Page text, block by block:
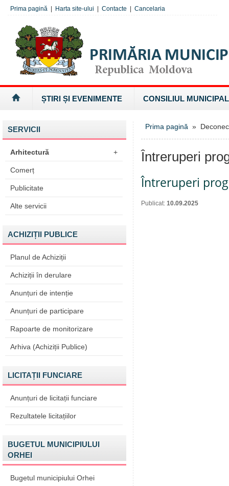
Prima pagină Harta site-ului Contacte Cancelaria
ȘTIRI ȘI EVENIMENTE CONSILIUL MUNICIPAL
SERVICII
Arhitectură +
Comerț
Publicitate
Alte servicii
ACHIZIȚII PUBLICE
Planul de Achiziții
Achiziții în derulare
Anunțuri de intenție
Anunțuri de participare
Rapoarte de monitorizare
Arhiva (Achiziții Publice)
LICITAȚII FUNCIARE
Anunțuri de licitații funciare
Rezultatele licitațiilor
BUGETUL MUNICIPIULUI
ORHEI
Bugetul municipiului Orhei
Prima pagină »
Întreruperi
Întreruperi
Publicat: 10.09.2025